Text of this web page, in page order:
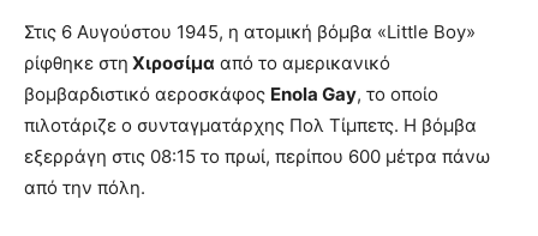
Στις 6 Αυγούστου 1945, η ατομική βόμβα «Little Boy»
ρίφθηκε στη Χιροσίμα από το αμερικανικό
βομβαρδιστικό αεροσκάφος Enola Gay, το οποίο
πιλοτάριζε ο συνταγματάρχης Πολ Τίμπετς. Η βόμβα
εξερράγη στις 08:15 το πρωί, περίπου 600 μέτρα πάνω
από την πόλη.